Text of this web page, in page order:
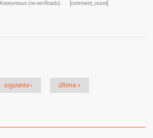
Anonymous (no verificado) [comment_count]
Científicos
siguiente › última »